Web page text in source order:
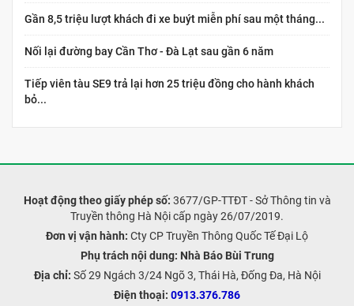
Gần 8,5 triệu lượt khách đi xe buýt miễn phí sau một tháng...
Nối lại đường bay Cần Thơ - Đà Lạt sau gần 6 năm
Tiếp viên tàu SE9 trả lại hơn 25 triệu đồng cho hành khách
bỏ...
Hoạt động theo giấy phép số: 3677/GP-TTĐT - Sở Thông tin và
Truyền thông Hà Nội cấp ngày 26/07/2019.
Đơn vị vận hành: Cty CP Truyền Thông Quốc Tế Đại Lộ
Phụ trách nội dung: Nhà Báo Bùi Trung
Địa chỉ: Số 29 Ngách 3/24 Ngõ 3, Thái Hà, Đống Đa, Hà Nội
Điện thoại: 0913.376.786